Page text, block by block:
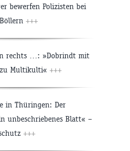
bewerfen Polizisten bei
+++
rechts …: »Dobrindt mit
Multikulti« +++
in Thüringen: Der
unbeschriebenes Blatt« –
+++